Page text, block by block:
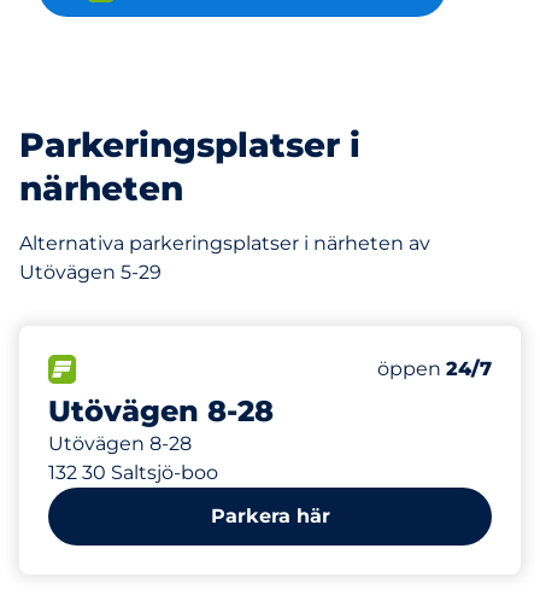
Parkeringsplatser i
närheten
Alternativa parkeringsplatser i närheten av
Utövägen 5-29
Utövägen 8-28
Utövägen 8-28
132 30 Saltsjö-boo
Antal
Totalt antal
Torsdag&nbsp
öppen 24/7
125 m
Parkera här